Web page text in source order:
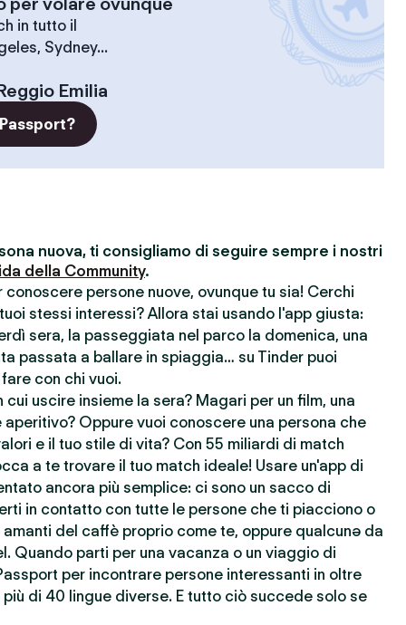
in tutto il
Sydney...
Emilia
nuova, ti consigliamo di seguire sempre i nostri
della Community.
persone nuove, ovunque tu sia! Cerchi
stessi interessi? Allora stai usando l'app giusta:
sera, la passeggiata nel parco la domenica, una
passata a ballare in spiaggia… su Tinder puoi
con chi vuoi.
uscire insieme la sera? Magari per un film, una
aperitivo? Oppure vuoi conoscere una persona che
e il tuo stile di vita? Con 55 miliardi di match
a te trovare il tuo match ideale! Usare un'app di
ancora più semplice: ci sono un sacco di
in contatto con tutte le persone che ti piacciono o
del caffè proprio come te, oppure qualcunə da
Quando parti per una vacanza o un viaggio di
per incontrare persone interessanti in oltre
di 40 lingue diverse. E tutto ciò succede solo se